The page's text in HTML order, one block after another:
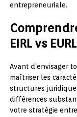
entrepreneuriale.
EIRL vs EURL
Avant d’envisager
maîtriser les
structures
différences
votre stratégie